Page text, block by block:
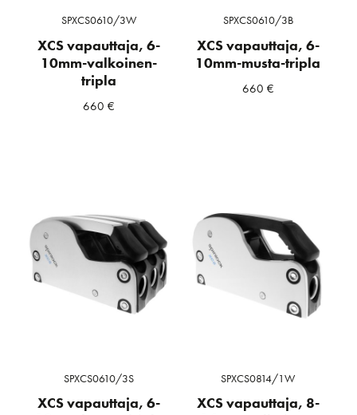
SPXCS0610/3W
XCS vapauttaja, 6-
10mm-valkoinen-
tripla
660€
SPXCS0610/3B
XCS vapauttaja, 6-
10mm-musta-tripla
660 €
SPXCS0610/3S
XCS vapauttaja, 6-
SPXCS0814/1W
XCS vapauttaja, 8-